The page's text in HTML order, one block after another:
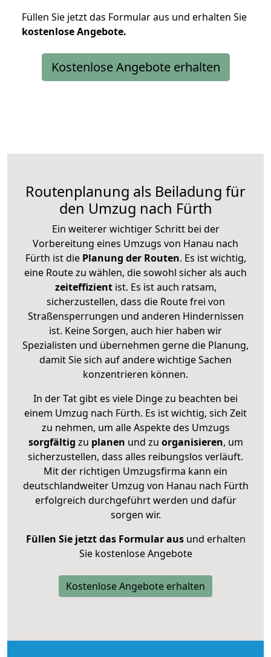
Füllen Sie jetzt das Formular aus und erhalten Sie
kostenloseAngebote.
Kostenlose Angebote erhalten
Routenplanung als Beiladung für
den Umzug nach Fürth
Ein weiterer wichtiger Schritt bei der
Vorbereitung eines Umzugs von Hanau nach
Fürth ist diePlanung der Routen. Es ist wichtig,
eine Route zu wählen, die sowohl sicher als auch
zeiteffizientist. Es ist auch ratsam,
sicherzustellen, dass die Route frei von
Straßensperrungen und anderen Hindernissen
ist. Keine Sorgen, auch hier haben wir
Spezialisten und übernehmen gerne die Planung,
damit Sie sich auf andere wichtige Sachen
konzentrieren können.
In der Tat gibt es viele Dinge zu beachten bei
einem Umzug nach Fürth. Es ist wichtig, sich Zeit
zu nehmen, um alle Aspekte des Umzugs
sorgfältig zu planen und zu organisieren, um
sicherzustellen, dass alles reibungslos verläuft.
Mit der richtigen Umzugsfirma kann ein
deutschlandweiter Umzug von Hanau nach Fürth
erfolgreich durchgeführt werden und dafür
sorgen wir.
Füllen Sie jetzt das Formular ausund erhalten
Sie kostenlose Angebote
Kostenlose Angebote erhalten